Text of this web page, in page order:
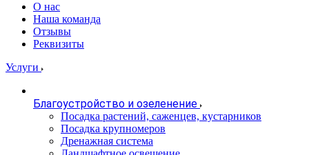
О нас
Наша команда
Отзывы
Реквизиты
Услуги
Благоустройство и озеленение
Посадка растений, саженцев, кустарников
Посадка крупномеров
Дренажная система